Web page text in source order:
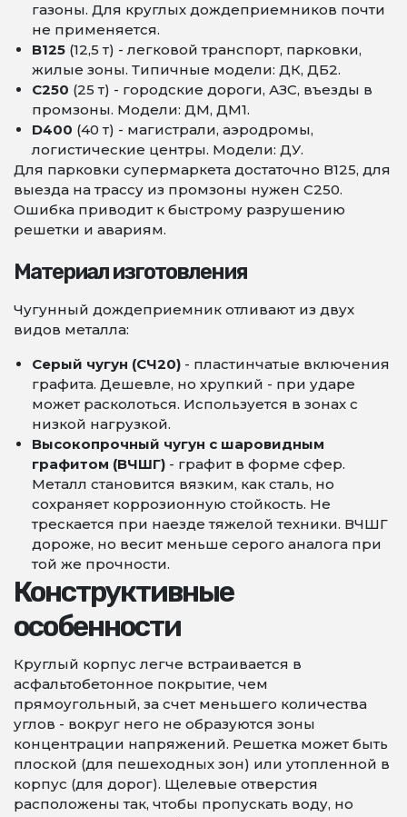
газоны. Для круглых дождеприемников почти
не применяется.
В125 (12,5 т) - легковой транспорт, парковки,
жилые зоны. Типичные модели: ДК, ДБ2.
С250 (25 т) - городские дороги, АЗС, въезды в
промзоны. Модели: ДМ, ДМ1.
D400 (40 т) - магистрали, аэродромы,
логистические центры. Модели: ДУ.
Для парковки супермаркета достаточно В125, для
выезда на трассу из промзоны нужен С250.
Ошибка приводит к быстрому разрушению
решетки и авариям.
Материал изготовления
Чугунный дождеприемник отливают из двух
видов металла:
Серый чугун (СЧ20) - пластинчатые включения
графита. Дешевле, но хрупкий - при ударе
может расколоться. Используется в зонах с
низкой нагрузкой.
Высокопрочный чугун с шаровидным
графитом (ВЧШГ) - графит в форме сфер.
Металл становится вязким, как сталь, но
сохраняет коррозионную стойкость. Не
трескается при наезде тяжелой техники. ВЧШГ
дороже, но весит меньше серого аналога при
той же прочности.
Конструктивные
особенности
Круглый корпус легче встраивается в
асфальтобетонное покрытие, чем
прямоугольный, за счет меньшего количества
углов - вокруг него не образуются зоны
концентрации напряжений. Решетка может быть
плоской (для пешеходных зон) или утопленной в
корпус (для дорог). Щелевые отверстия
расположены так, чтобы пропускать воду, но